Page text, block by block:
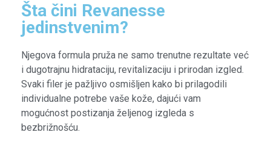
Šta čini Revanesse
jedinstvenim?
Njegova formula pruža ne samo trenutne rezultate već
i dugotrajnu hidrataciju, revitalizaciju i prirodan izgled.
Svaki filer je pažljivo osmišljen kako bi prilagodili
individualne potrebe vaše kože, dajući vam
mogućnost postizanja željenog izgleda s
bezbrižnošću.